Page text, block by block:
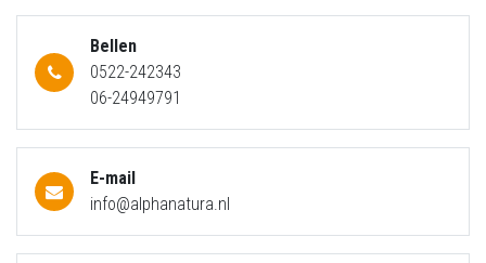
Bellen
0522-242343
06-24949791
E-mail
info@alphanatura.nl